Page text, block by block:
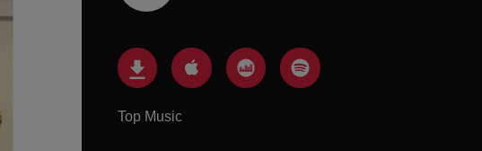
Top Music